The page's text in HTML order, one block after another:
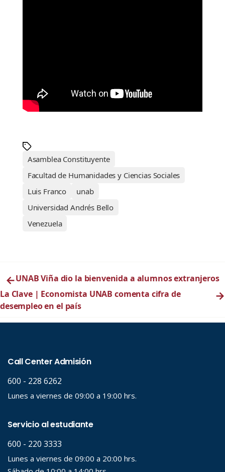
Asamblea Constituyente
Facultad de Humanidades y Ciencias Sociales
Luis Franco
unab
Universidad Andrés Bello
Venezuela
←UNAB Viña dio la bienvenida a alumnos extranjeros
La Clave | Economista UNAB comenta cifra de
desempleo en el país
→